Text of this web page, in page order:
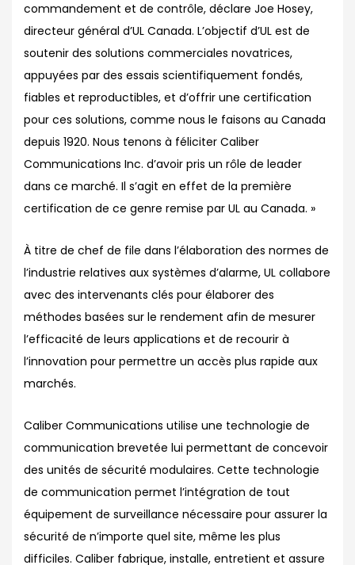
commandement et de contrôle, déclare Joe Hosey,
directeur général d’UL Canada. L’objectif d’UL est de
soutenir des solutions commerciales novatrices,
appuyées par des essais scientifiquement fondés,
fiables et reproductibles, et d’offrir une certification
pour ces solutions, comme nous le faisons au Canada
depuis 1920. Nous tenons à féliciter Caliber
Communications Inc. d’avoir pris un rôle de leader
dans ce marché. Il s’agit en effet de la première
certification de ce genre remise par UL au Canada. »
À titre de chef de file dans l’élaboration des normes de
l’industrie relatives aux systèmes d’alarme, UL collabore
avec des intervenants clés pour élaborer des
méthodes basées sur le rendement afin de mesurer
l’efficacité de leurs applications et de recourir à
l’innovation pour permettre un accès plus rapide aux
marchés.
Caliber Communications utilise une technologie de
communication brevetée lui permettant de concevoir
des unités de sécurité modulaires. Cette technologie
de communication permet l’intégration de tout
équipement de surveillance nécessaire pour assurer la
sécurité de n’importe quel site, même les plus
difficiles. Caliber fabrique, installe, entretient et assure